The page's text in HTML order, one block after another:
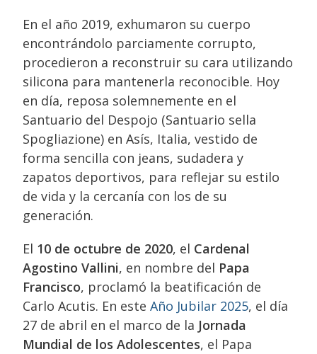
En el año 2019, exhumaron su cuerpo
encontrándolo parciamente corrupto,
procedieron a reconstruir su cara utilizando
silicona para mantenerla reconocible. Hoy
en día, reposa solemnemente en el
Santuario del Despojo (Santuario sella
Spogliazione) en Asís, Italia, vestido de
forma sencilla con jeans, sudadera y
zapatos deportivos, para reflejar su estilo
de vida y la cercanía con los de su
generación.
El 10 de octubre de 2020, el Cardenal
Agostino Vallini, en nombre del Papa
Francisco, proclamó la beatificación de
Carlo Acutis. En esteAño Jubilar 2025, el día
27 de abril en el marco de la Jornada
Mundial de los Adolescentes, el Papa